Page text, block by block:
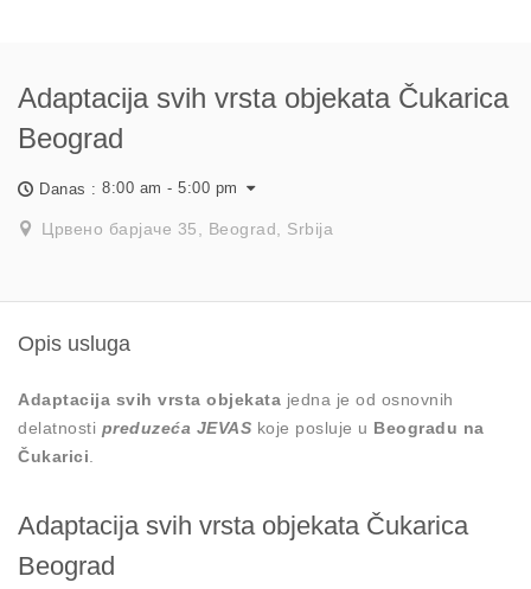
Adaptacija svih vrsta objekata Čukarica
Beograd
Danas : 8:00 am - 5:00 pm
Црвено барјаче 35, Beograd, Srbija
Opis usluga
Adaptacija svih vrsta objekata jedna je od osnovnih
delatnosti preduzeća JEVAS koje posluje u Beogradu na
Čukarici
Adaptacija svih vrsta objekata Čukarica
Beograd